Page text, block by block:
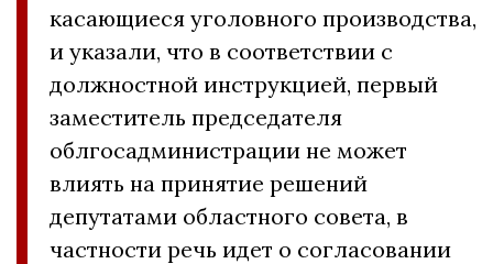
касающиеся уголовного производства,
и указали, что в соответствии с
должностной инструкцией, первый
заместитель председателя
облгосадминистрации не может
влиять на принятие решений
депутатами областного совета, в
частности речь идет о согласовании